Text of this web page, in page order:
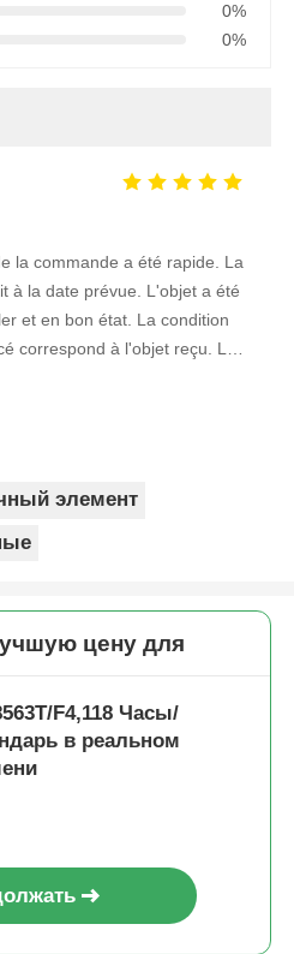
0%
0%
la commande a été rapide. La
à la date prévue. L'objet a été
et en bon état. La condition
correspond à l'objet reçu. Le
элемент
цену для
F4,118 Часы/
в реальном